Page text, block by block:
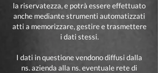
la riservatezza, e potrà essere effettuato
anche mediante strumenti automatizzati
atti a memorizzare, gestire e trasmettere
i dati stessi.
I dati in questione vendono diffusi dalla
ns. azienda alla ns. eventuale rete di